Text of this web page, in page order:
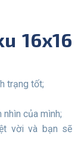
trạng tốt;
của mình;
vời và bạn sẽ